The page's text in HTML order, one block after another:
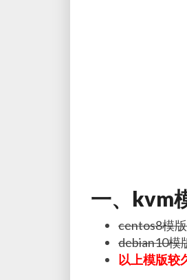
一、kvm
centos8模
debian10模
以上模版较